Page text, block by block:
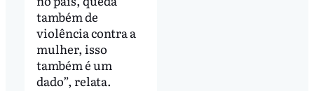
também de
violência contra a
mulher, isso
também é um
dado”, relata.